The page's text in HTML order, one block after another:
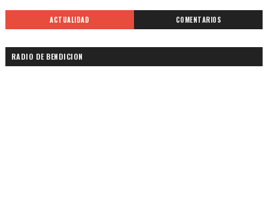
ACTUALIDAD COMENTARIOS
RADIO DE BENDICION